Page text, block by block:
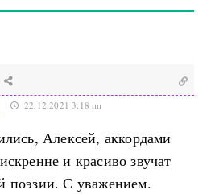
22.12.2021 3:18 пп
Алексей, аккордами
и красиво звучат
поэзии. С уважением.